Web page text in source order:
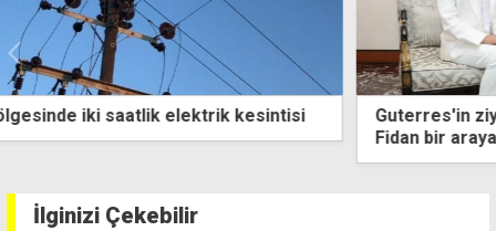
Guterres'in ziyareti öncesi kritik görüşme: Holguin-
Fidan bir araya gelecek
İlginizi Çekebilir